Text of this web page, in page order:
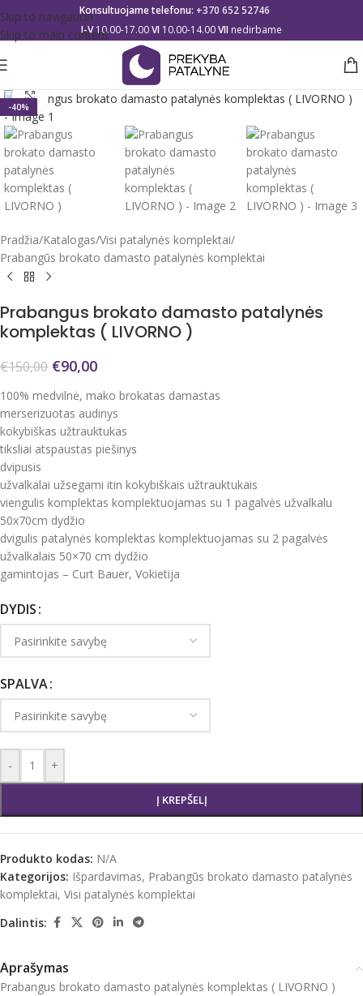
Skip to navigation
Skip to main content
Konsultuojame telefonu: +370 652 52746
I-V10.00-17.00VI 10.00-14.00VII nedirbame
-40%
Click to enlarge
Pradžia/Katalogas/Visi patalynės komplektai/
Prabangūs brokato damasto patalynės komplektai
Prabangus brokato damasto patalynės
komplektas ( LIVORNO )
€150,00 €90,00
100% medvilnė, mako brokatas damastas
merserizuotas audinys
kokybiškas užtrauktukas
tiksliai atspaustas piešinys
dvipusis
užvalkalai užsegami itin kokybiškais užtrauktukais
viengulis komplektas komplektuojamas su 1 pagalvės užvalkalu
50x70cm dydžio
dvigulis patalynės komplektas komplektuojamas su 2 pagalvės
užvalkalais 50×70 cm dydžio
gamintojas – Curt Bauer, Vokietija
DYDIS
SPALVA
- +
Į KREPŠELĮ
Produkto kodas: N/A
Kategorijos: Išpardavimas, Prabangūs brokato damasto patalynės
komplektai, Visi patalynės komplektai
Dalintis:
Aprašymas
Prabangus brokato damasto patalynės komplektas ( LIVORNO )